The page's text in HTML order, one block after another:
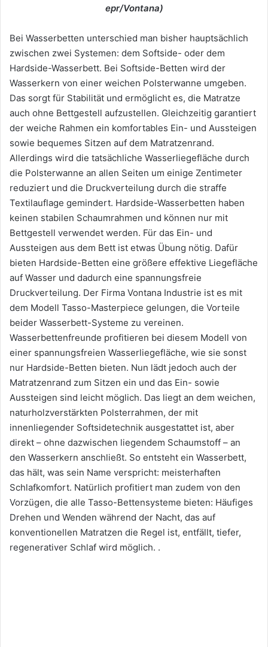
epr/Vontana)
Bei Wasserbetten unterschied man bisher hauptsächlich
zwischen zwei Systemen: dem Softside- oder dem
Hardside-Wasserbett. Bei Softside-Betten wird der
Wasserkern von einer weichen Polsterwanne umgeben.
Das sorgt für Stabilität und ermöglicht es, die Matratze
auch ohne Bettgestell aufzustellen. Gleichzeitig garantiert
der weiche Rahmen ein komfortables Ein- und Aussteigen
sowie bequemes Sitzen auf dem Matratzenrand.
Allerdings wird die tatsächliche Wasserliegefläche durch
die Polsterwanne an allen Seiten um einige Zentimeter
reduziert und die Druckverteilung durch die straffe
Textilauflage gemindert. Hardside-Wasserbetten haben
keinen stabilen Schaumrahmen und können nur mit
Bettgestell verwendet werden. Für das Ein- und
Aussteigen aus dem Bett ist etwas Übung nötig. Dafür
bieten Hardside-Betten eine größere effektive Liegefläche
auf Wasser und dadurch eine spannungsfreie
Druckverteilung. Der Firma Vontana Industrie ist es mit
dem Modell Tasso-Masterpiece gelungen, die Vorteile
beider Wasserbett-Systeme zu vereinen.
Wasserbettenfreunde profitieren bei diesem Modell von
einer spannungsfreien Wasserliegefläche, wie sie sonst
nur Hardside-Betten bieten. Nun lädt jedoch auch der
Matratzenrand zum Sitzen ein und das Ein- sowie
Aussteigen sind leicht möglich. Das liegt an dem weichen,
naturholzverstärkten Polsterrahmen, der mit
innenliegender Softsidetechnik ausgestattet ist, aber
direkt – ohne dazwischen liegendem Schaumstoff – an
den Wasserkern anschließt. So entsteht ein Wasserbett,
das hält, was sein Name verspricht: meisterhaften
Schlafkomfort. Natürlich profitiert man zudem von den
Vorzügen, die alle Tasso-Bettensysteme bieten: Häufiges
Drehen und Wenden während der Nacht, das auf
konventionellen Matratzen die Regel ist, entfällt, tiefer,
regenerativer Schlaf wird möglich. .